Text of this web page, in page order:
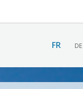
FR DE